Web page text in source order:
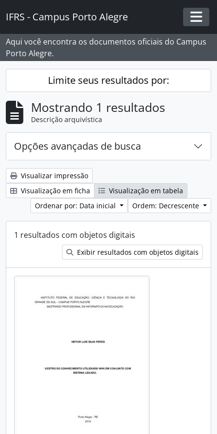
IFRS - Campus Porto Alegre
Aqui você encontra os documentos oficiais do Campus
Porto Alegre.
Limite seus resultados por:
Mostrando 1 resultados
Descrição arquivística
Opções avançadas de busca
Visualizar impressão
Visualização em ficha
Visualização em tabela
Ordenar por: Data inicial
Ordem: Decrescente
1 resultados com objetos digitais
Exibir resultados com objetos digitais